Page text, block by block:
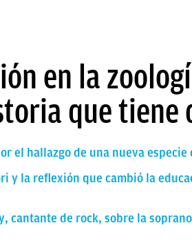
en la
que tiene
el hallazgo de una nueva especie
y la reflexión que cambió la
cantante de rock, sobre la